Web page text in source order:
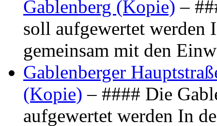
Gablenberg (Kopie) –
soll aufgewertet werden
gemeinsam mit den
Gablenberger
(Kopie) – #### Die
aufgewertet werden In